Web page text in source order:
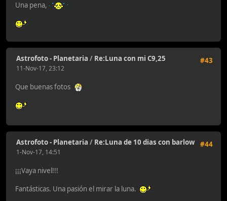
Una pena,
#43
Astrofoto - Planetaria / Re:Luna con mi C9,25
11-Nov-17, 23:12
Que buenas fotos
#44
Astrofoto - Planetaria / Re:Luna de 10 dias con barlow
1-Nov-17, 14:51
¡¡¡Vaya nivel!!!
Fantásticas. Una pasión el mirar la luna.